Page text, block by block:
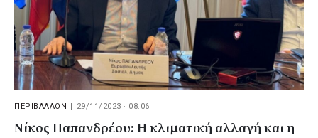
ΠΕΡΙΒΑΛΛΟΝ 29/11/2023 · 08:06
Νίκος Παπανδρέου: Η κλιματική αλλαγή και η